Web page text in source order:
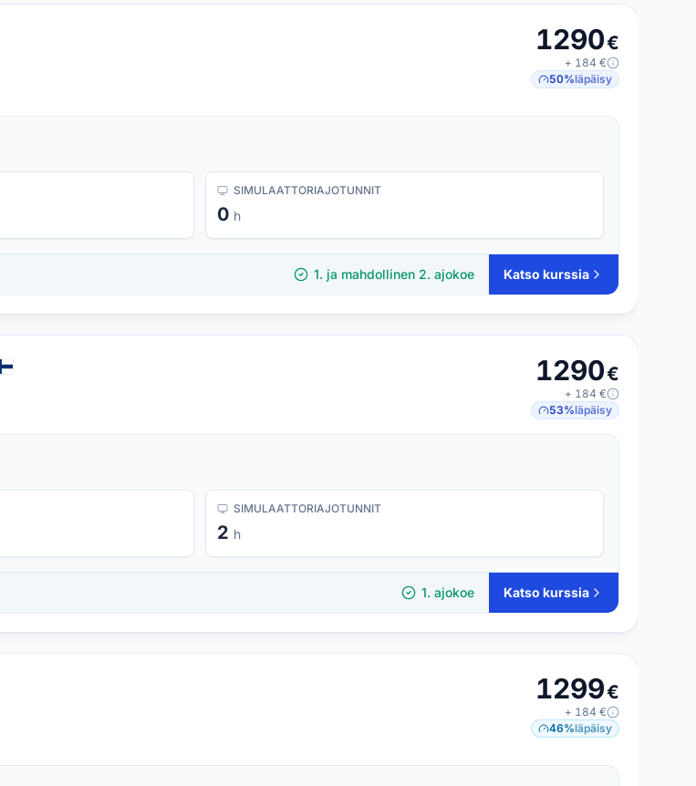
1290€
+ 184 €
50%läpäisy
SIMULAATTORI­AJOTUNNIT
0 h
1. ja mahdollinen 2. ajokoe Katso kurssia
1290€
+ 184 €
53%läpäisy
SIMULAATTORI­AJOTUNNIT
2 h
1. ajokoe Katso kurssia
1299€
+ 184 €
46%läpäisy